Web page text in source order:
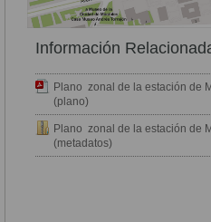
Información
Plano zonal de la estación de
(plano)
Plano zonal de la estación de
(metadatos)